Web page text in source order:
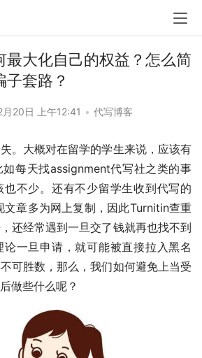
最大化自己的权益？怎么简
套路？
月20日 上午12:41 • 代写博客
。大概对在留学的学生来说，应该有
每天找assignment代写社之类的事
不少。还有不少留学生收到代写的
章多为网上复制，因此Turnitin查重
还经常遇到一旦交了钱就再也找不到
论一旦申请，就可能被直接拉入黑名
可胜数，那么，我们如何避免上当受
做些什么呢？